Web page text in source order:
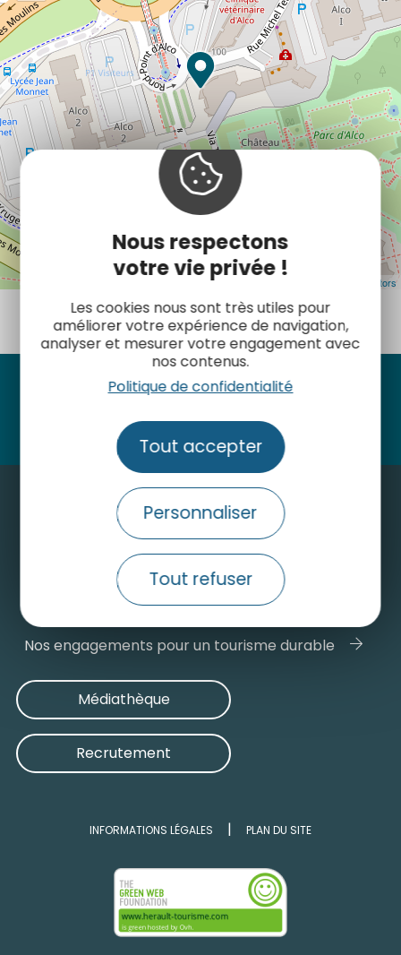
Nous respectons
votre vie privée !
Les cookies nous sont très utiles pour
améliorer votre expérience de navigation,
analyser et mesurer votre engagement avec
nos contenus.
Politique de confidentialité
Tout accepter
Personnaliser
Tout refuser
Leaflet| Map data © OpenStreetMap contributors
Suivez-nous
Contactez-nous
Consulter le site grand public
Nos engagements pour un tourisme durable
Médiathèque
Recrutement
INFORMATIONS LÉGALES PLAN DU SITE